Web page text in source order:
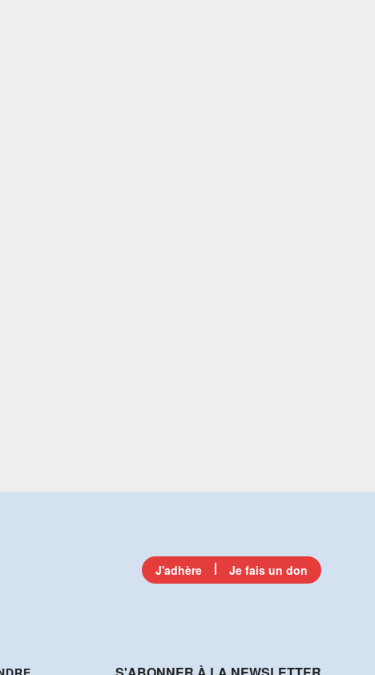
J'adhère Je fais un don